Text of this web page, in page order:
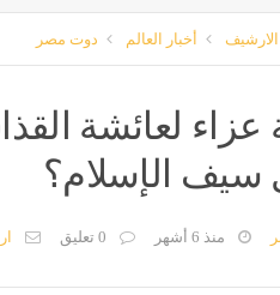
الارشيف أخبار العالم دوت مصر
عزاء لعائشة
سيف الإسلام؟
منذ 6 أشهر 0 تعليق